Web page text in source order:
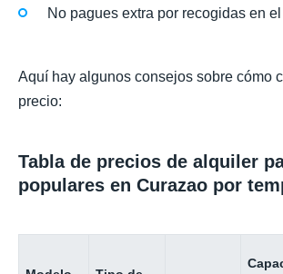
No pagues extra por recogidas en
Aquí hay algunos consejos sobre cómo
precio:
Tabla de precios de alquiler
populares en Curazao por